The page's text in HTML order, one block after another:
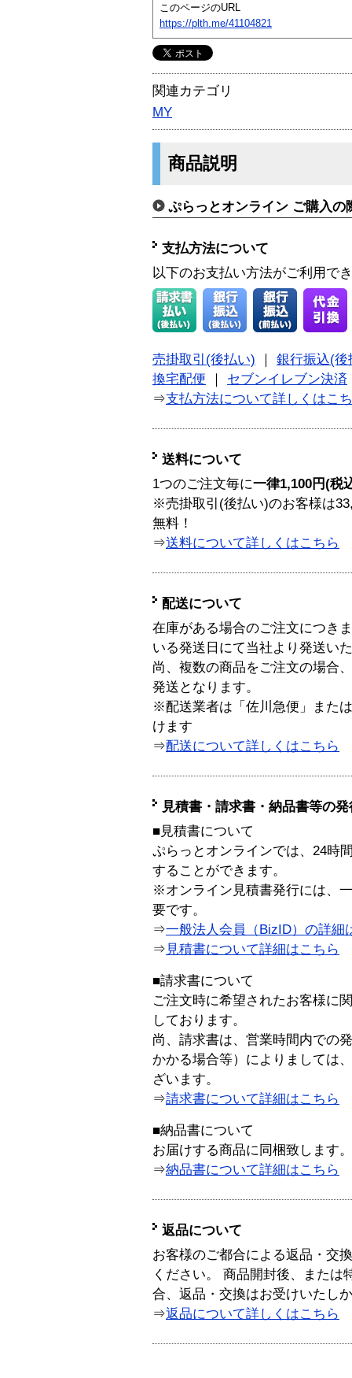
このページのURL
https://plth.me/41104821
関連カテゴリ
MY
商品説明
ぷらっとオンライン ご購入の
支払方法について
以下のお支払い方法がご利用で
売掛取引(後払い)
銀行振込(後
換宅配便
セブンイレブン決済
⇒支払方法について詳しくはこ
送料について
1つのご注文毎に一律1,100円(税
※売掛取引(後払い)のお客様は
無料！
⇒送料について詳しくはこちら
配送について
在庫がある場合のご注文につき
いる発送日にて当社より発送い
尚、複数の商品をご注文の場合
発送となります。
※配送業者は「佐川急便」また
けます
⇒配送について詳しくはこちら
見積書・請求書・納品書等の
■見積書について
ぷらっとオンラインでは、24時
することができます。
※オンライン見積書発行には、
要です。
⇒一般法人会員（BizID）の詳細
⇒ 見積書について詳細はこちら
■請求書について
ご注文時に希望されたお客様に
しております。
尚、請求書は、営業時間内での
かかる場合等）によりましては
ざいます。
⇒請求書について詳細はこちら
■納品書について
お届けする商品に同梱致します。
⇒納品書について詳細はこちら
返品について
お客様のご都合による返品・交
ください。 商品開封後、または
合、返品・交換はお受けいたし
⇒返品について詳しくはこちら